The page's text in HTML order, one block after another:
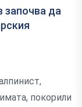
започва да
покорили